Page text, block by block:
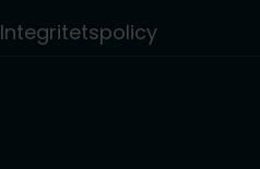
Integritetspolicy